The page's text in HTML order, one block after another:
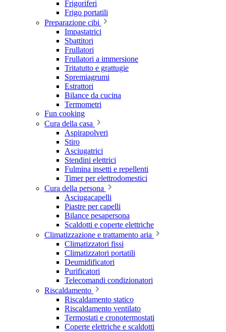
Frigoriferi
Frigo portatili
Preparazione cibi
Impastatrici
Sbattitori
Frullatori
Frullatori a immersione
Tritatutto e grattugie
Spremiagrumi
Estrattori
Bilance da cucina
Termometri
Fun cooking
Cura della casa
Aspirapolveri
Stiro
Asciugatrici
Stendini elettrici
Fulmina insetti e repellenti
Timer per elettrodomestici
Cura della persona
Asciugacapelli
Piastre per capelli
Bilance pesapersona
Scaldotti e coperte elettriche
Climatizzazione e trattamento aria
Climatizzatori fissi
Climatizzatori portatili
Deumidificatori
Purificatori
Telecomandi condizionatori
Riscaldamento
Riscaldamento statico
Riscaldamento ventilato
Termostati e cronotermostati
Coperte elettriche e scaldotti